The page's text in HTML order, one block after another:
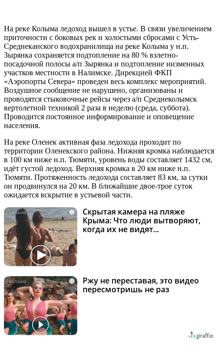
На реке Колыма ледоход вышел в устье. В связи увеличением
приточности с боковых рек и холостыми сбросами с Усть-
Среднеканского водохранилища на реке Колыма у н.п.
Зырянка сохраняется подтопление на 80 % взлетно-
посадочной полосы а/п Зырянка и подтопление низменных
участков местности в Налимске. Дирекцией ФКП
«Аэропорты Севера» проведен весь комплекс мероприятий.
Воздушное сообщение не нарушено, организованы и
проводятся стыковочные рейсы через а/п Среднеколымск
вертолетной техникой 2 раза в неделю (среда, суббота).
Проводится постоянное информирование и оповещение
населения.
На реке Оленек активная фаза ледохода проходит по
территории Оленекского района. Нижняя кромка наблюдается
в 100 км ниже н.п. Тюмяти, уровень воды составляет 1432 см,
идёт густой ледоход. Верхняя кромка в 20 км ниже н.п.
Тюмяти. Протяженность ледохода составляет 83 км, за сутки
он продвинулся на 20 км. В ближайшие двое-трое суток
ожидается вскрытие в устьевой части.
i
Скрытая камера на пляже
Крыма: Что люди вытворяют,
когда их не видят...
i
Ржу не переставая, это видео
пересмотришь не раз